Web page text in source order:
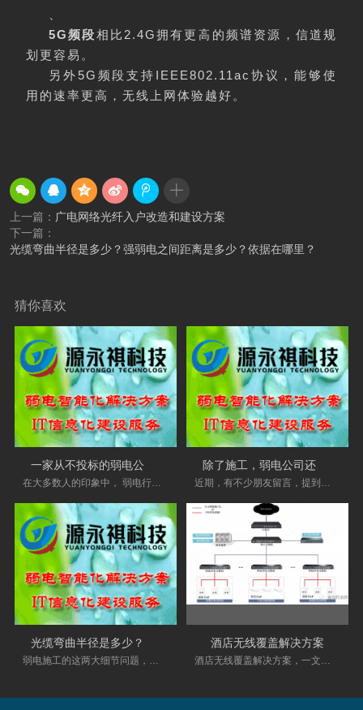
5G频段相比2.4G拥有更高的频谱资源，信道规
划更容易。
另外5G频段支持IEEE802.11ac协议，能够使
用的速率更高，无线上网体验越好。
上一篇： 广电网络光纤入户改造和建设方案
下一篇：
光缆弯曲半径是多少？强弱电之间距离是多少？依据在哪里？
猜你喜欢
在大多数人的印象中， 弱电行业 是一个“投标修 近期，有不少朋友留言，提到弱电公司的盈利方
酒店无线覆盖解决方案